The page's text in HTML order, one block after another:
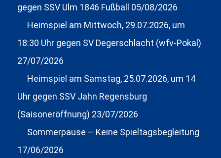
gegen SSV Ulm 1846 Fußball
05/08/2026
Heimspiel am Mittwoch, 29.07.2026, um
18:30 Uhr gegen SV Degerschlacht (wfv-Pokal)
27/07/2026
Heimspiel am Samstag, 25.07.2026, um 14
Uhr gegen SSV Jahn Regensburg
(Saisoneröffnung) 23/07/2026
Sommerpause – Keine Spieltagsbegleitung
17/06/2026